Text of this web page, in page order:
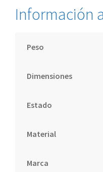
Información
Peso
Dimensiones
Estado
Material
Marca